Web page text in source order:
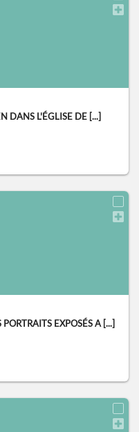
DANS L'ÉGLISE DE [...]
EXPOSÉS A [...]